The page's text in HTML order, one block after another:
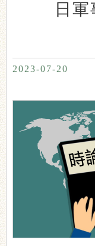
日
2023-07-20